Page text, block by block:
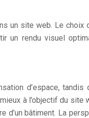
un site web. Le choix
un rendu visuel
d’espace, tandis
à l’objectif du site
bâtiment. La